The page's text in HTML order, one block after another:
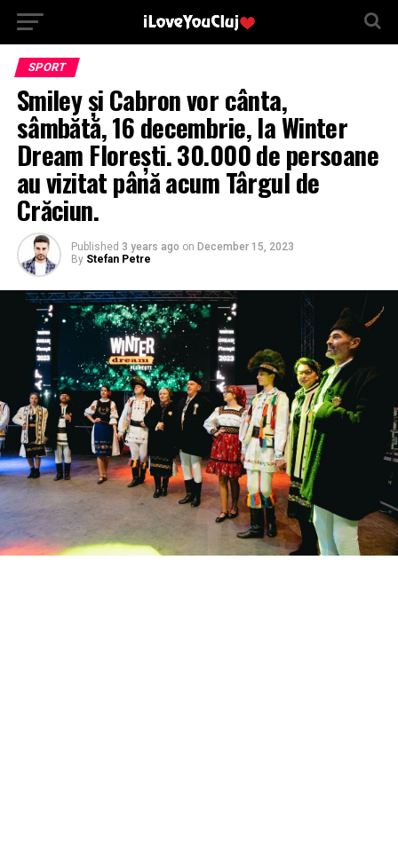
SPORT
Smiley și Cabron vor cânta,
sâmbătă, 16 decembrie, la Winter
Dream Florești. 30.000 de persoane
au vizitat până acum Târgul de
Crăciun.
Published 3 years ago on December 15, 2023
By Stefan Petre